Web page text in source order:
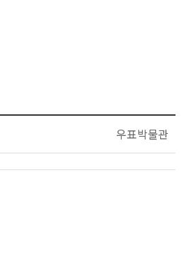
우표박물관